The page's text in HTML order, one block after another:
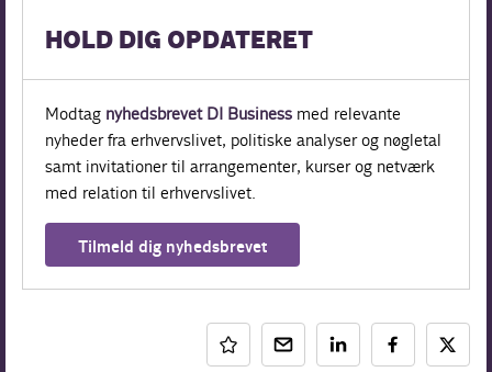
HOLD DIG OPDATERET
Modtag nyhedsbrevet DI Business med relevante
nyheder fra erhvervslivet, politiske analyser og nøgletal
samt invitationer til arrangementer, kurser og netværk
med relation til erhvervslivet.
Tilmeld dig nyhedsbrevet